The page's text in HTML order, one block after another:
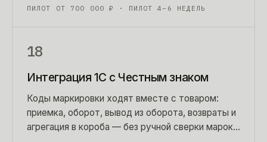
ПИЛОТ ОТ 700 000 ₽ · ПИЛОТ 4–6 НЕДЕЛЬ
18
Интеграция 1С с Честным знаком
Коды маркировки ходят вместе с товаром:
приемка, оборот, вывод из оборота, возвраты и
агрегация в короба — без ручной сверки марок